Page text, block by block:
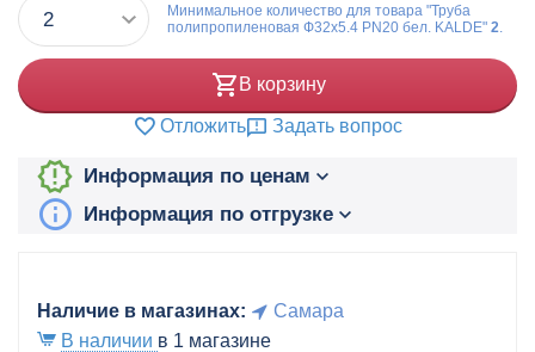
Минимальное количество для товара "Труба
полипропиленовая Ф32x5.4 PN20 бел. KALDE" 2
В корзину
Отложить Задать вопрос
Информация по ценам
Информация по отгрузке
Наличие в магазинах:
Самара
В наличии в 1 магазине